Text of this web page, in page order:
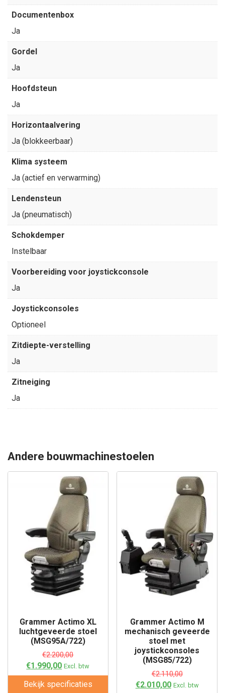
Documentenbox
Ja
Gordel
Ja
Hoofdsteun
Ja
Horizontaalvering
Ja (blokkeerbaar)
Klima systeem
Ja (actief en verwarming)
Lendensteun
Ja (pneumatisch)
Schokdemper
Instelbaar
Voorbereiding voor joystickconsole
Ja
Joystickconsoles
Optioneel
Zitdiepte-verstelling
Ja
Zitneiging
Ja
Andere bouwmachinestoelen
Grammer Actimo XL
luchtgeveerde stoel
(MSG95A/722)
€2.200,00
€1.990,00 Excl. btw
Bekijk specificaties
Grammer Actimo M
mechanisch geveerde
stoel met
joystickconsoles
(MSG85/722)
€2.110,00
€2.010,00 Excl. btw